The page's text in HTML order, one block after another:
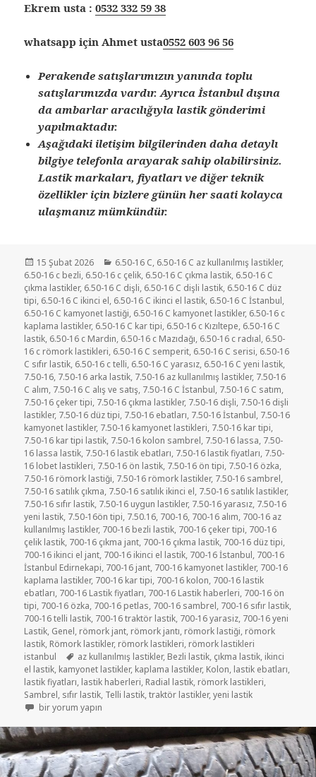
Ekrem usta :0532 332 59 38
whatsapp için Ahmet usta0552 603 96 56
Perakende satışlarımızın yanında toplu
satışlarımızda vardır. Ayrıca İstanbul dışına
da ambarlar aracılığıyla lastik gönderimi
yapılmaktadır.
Aşağıdaki iletişim bilgilerinden daha detaylı
bilgiye telefonla arayarak sahip olabilirsiniz.
Lastik markaları, fiyatları ve diğer teknik
özellikler için bizlere günün her saati kolayca
ulaşmanız mümkündür.
Yayın
tarihi
15 Şubat 2026 Kategoriler
6.50-16 C, 6.50-16 C az kullanılmış lastikler,
6.50-16 c bezli, 6.50-16 c çelik, 6.50-16 C çıkma lastik, 6.50-16 C
çıkma lastikler, 6.50-16 C dişli, 6.50-16 C dişli lastik, 6.50-16 C düz
tipi, 6.50-16 C ikinci el, 6.50-16 C ikinci el lastik, 6.50-16 C İstanbul,
6.50-16 C kamyonet lastiği, 6.50-16 C kamyonet lastikler, 6.50-16 c
kaplama lastikler, 6.50-16 C kar tipi, 6.50-16 c Kızıltepe, 6.50-16 C
lastik, 6.50-16 c Mardin, 6.50-16 c Mazıdağı, 6.50-16 c radıal, 6.50-
16 c römork lastikleri, 6.50-16 C semperit, 6.50-16 C serisi, 6.50-16
C sıfır lastik, 6.50-16 c telli, 6.50-16 C yarasız, 6.50-16 C yeni lastik,
7.50-16, 7.50-16 arka lastik, 7.50-16 az kullanılmış lastikler, 7.50-16
C alım, 7.50-16 C alış ve satış, 7.50-16 C İstanbul, 7.50-16 C satım,
7.50-16 çeker tipi, 7.50-16 çıkma lastikler, 7.50-16 dişli, 7.50-16 dişli
lastikler, 7.50-16 düz tipi, 7.50-16 ebatları, 7.50-16 İstanbul, 7.50-16
kamyonet lastikler, 7.50-16 kamyonet lastikleri, 7.50-16 kar tipi,
7.50-16 kar tipi lastik, 7.50-16 kolon sambrel, 7.50-16 lassa, 7.50-
16 lassa lastik, 7.50-16 lastik ebatları, 7.50-16 lastik fiyatları, 7.50-
16 lobet lastikleri, 7.50-16 ön lastik, 7.50-16 ön tipi, 7.50-16 özka,
7.50-16 römork lastiği, 7.50-16 römork lastikler, 7.50-16 sambrel,
7.50-16 satılık çıkma, 7.50-16 satılık ikinci el, 7.50-16 satılık lastikler,
7.50-16 sıfır lastik, 7.50-16 uygun lastikler, 7.50-16 yarasız, 7.50-16
yeni lastik, 7.50-16ön tipi, 7.50.16, 700-16, 700-16 alım, 700-16 az
kullanılmış lastikler, 700-16 bezli lastik, 700-16 çeker tipi, 700-16
çelik lastik, 700-16 çıkma jant, 700-16 çıkma lastik, 700-16 düz tipi,
700-16 ikinci el jant, 700-16 ikinci el lastik, 700-16 İstanbul, 700-16
İstanbul Edirnekapi, 700-16 jant, 700-16 kamyonet lastikler, 700-16
kaplama lastikler, 700-16 kar tipi, 700-16 kolon, 700-16 lastik
ebatları, 700-16 Lastik fiyatları, 700-16 Lastik haberleri, 700-16 ön
tipi, 700-16 özka, 700-16 petlas, 700-16 sambrel, 700-16 sıfır lastik,
700-16 telli lastik, 700-16 traktör lastik, 700-16 yarasiz, 700-16 yeni
Lastik, Genel, römork jant, römork jantı, römork lastiği, römork
lastik, Römork lastikler, römork lastikleri, römork lastikleri
istanbul
Etiketler
az kullanılmış lastikler, Bezli lastik, çıkma lastik, ikinci
el lastik, kamyonet lastikler, kaplama lastikler, Kolon, lastik ebatları,
lastik fiyatları, lastik haberleri, Radial lastik, römork lastikleri,
Sambrel, sıfır lastik, Telli lastik,traktör lastikler,yeni lastik
RÖMORK LASTİKLERİ 7.50R16 KAMYONET LASTİKLER için
bir yorum yapın